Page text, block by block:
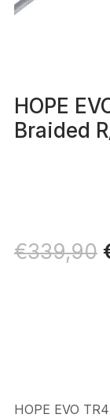
HOPE
Braided
€339,90
HOPE EVO